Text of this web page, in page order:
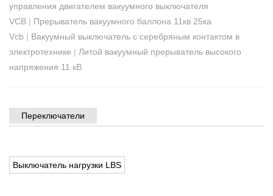
управления двигателем вакуумного выключателя
VCB | Прерыватель вакуумного баллона 11кв 25ка
Vcb | Вакуумный выключатель с серебряным контактом в
электротехнике | Литой вакуумный прерыватель высокого
напряжения 11 кВ
Переключатели
Выключатель нагрузки LBS